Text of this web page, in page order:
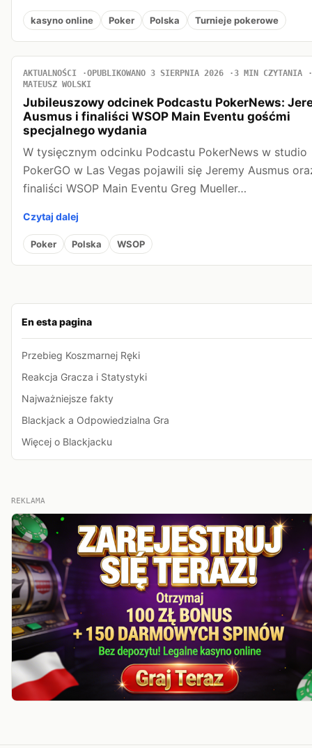
En esta pagina
Przebieg Koszmarnej Ręki
Reakcja Gracza i Statystyki
Najważniejsze fakty
Blackjack a Odpowiedzialna Gra
Więcej o Blackjacku
kasyno online Poker Polska Turnieje pokerowe
AKTUALNOŚCI OPUBLIKOWANO 3 SIERPNIA 2026
3 MIN CZYTANIA
MATEUSZ WOLSKI
Jubileuszowy odcinek Podcastu PokerNews:
Ausmus i finaliści WSOP Main Eventu gośćmi
specjalnego wydania
W tysięcznym odcinku Podcastu PokerNews w studio
PokerGO w Las Vegas pojawili się Jeremy Ausmus
finaliści WSOP Main Eventu Greg Mueller…
Czytaj dalej
Poker Polska WSOP
REKLAMA